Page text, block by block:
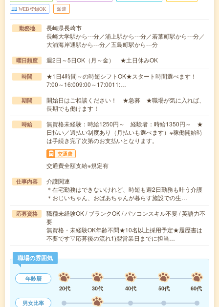
WEB登録OK 派遣
勤務地
長崎県長崎市
長崎大学駅から---分／浦上駅から---分／若葉町駅から---分／
大浦海岸通駅から---分／五島町駅から---分
曜日頻度 週2日～5日OK（月～金） ★土日休みOK
時間
★1日4時間～の時短シフトOK★スタート時間選べます！
7:00～16:009:00～17:0011:…
期間
開始日はご相談ください！ ★急募 ★職場が気に入れば、
長期でも働けます！
時給
無資格未経験：時給1250円～ 経験者：時給1350円～ ★
日払い／週払い制度あり（月払いも選べます）※稼働開始時
は手続き完了次第のお支払いとなります。
交通費
交通費全額支給※規定有
仕事内容
介護関連
＊在宅勤務はできないけれど、時短も週2日勤務も叶う介護
＊おじいちゃん、おばあちゃんが暮らす施設での生…
応募資格
職種未経験OK / ブランクOK / パソコンスキル不要 / 英語力不
要
無資格・未経験OK年齢不問★10名以上採用予定★履歴書は
不要です▽応募後の流れ1)翌営業日までに担当…
職場の雰囲気
年齢層
20代
30代 40代 50代
60代
男女比率